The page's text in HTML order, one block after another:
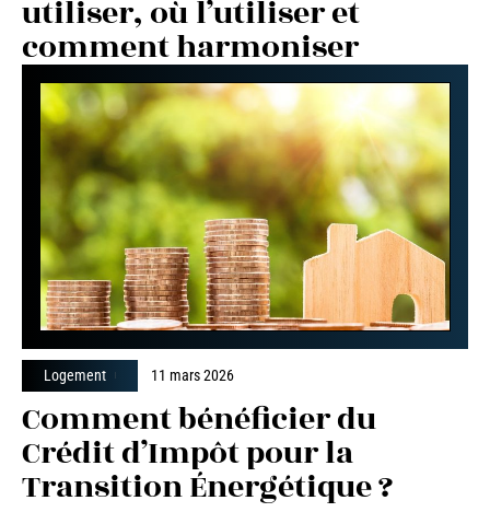
utiliser, où l’utiliser et
comment harmoniser
Logement 11 mars 2026
Comment bénéficier du
Crédit d’Impôt pour la
Transition Énergétique ?